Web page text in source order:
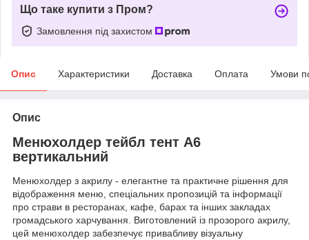
Що таке купити з Пром?
Замовлення під захистом
Опис Характеристики Доставка Оплата Умови
Опис
Менюхолдер тейбл тент А6
вертикальний
Менюхолдер з акрилу - елегантне та практичне рішення для
відображення меню, спеціальних пропозицій та інформації
про страви в ресторанах, кафе, барах та інших закладах
громадського харчування. Виготовлений із прозорого акрилу,
цей менюхолдер забезпечує привабливу візуальну